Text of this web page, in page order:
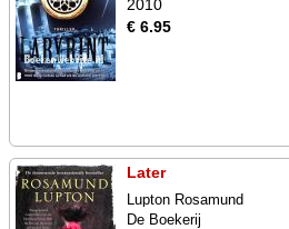
2010
€ 6.95
Later
Lupton Rosamund
De Boekerij